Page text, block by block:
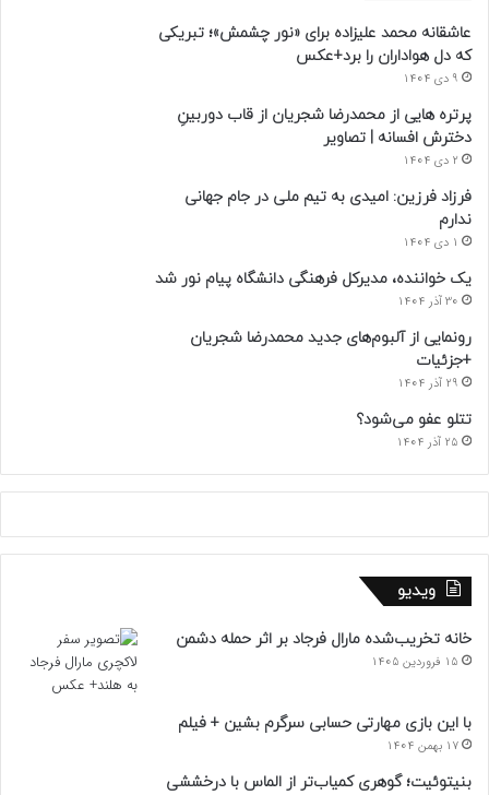
عاشقانه محمد علیزاده برای «نور چشمش»؛ تبریکی
که دل هواداران را برد+عکس
9 دی 1404
پرتره هایی از محمدرضا شجریان از قاب دوربینِ
دخترش افسانه | تصاویر
2 دی 1404
فرزاد فرزین: امیدی به تیم ملی در جام جهانی
ندارم
1 دی 1404
یک خواننده، مدیرکل فرهنگی دانشگاه پیام نور شد
30 آذر 1404
رونمایی از آلبوم‌های جدید محمدرضا شجریان
+جزئیات
29 آذر 1404
تتلو عفو می‌شود؟
25 آذر 1404
ویدیو
خانه تخریب‌شده مارال فرجاد بر اثر حمله دشمن
15 فروردین 1405
با این بازی مهارتی حسابی سرگرم بشین + فیلم
17 بهمن 1404
بنیتوئیت؛ گوهری کمیاب‌تر از الماس با درخششی